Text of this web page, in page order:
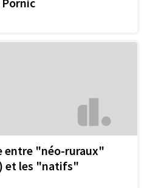
entre "néo-ruraux"
et les "natifs"